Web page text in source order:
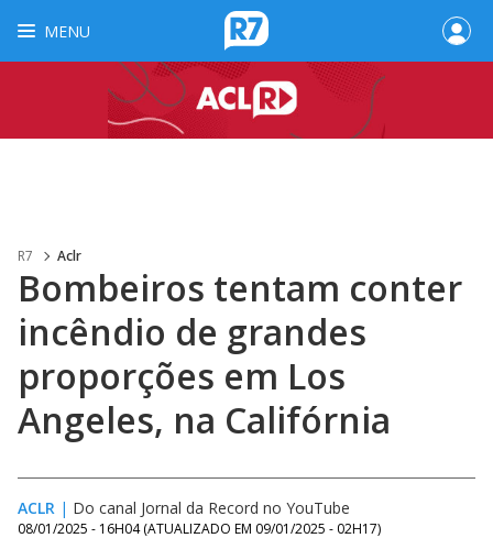
MENU
R7 Aclr
Bombeiros tentam conter
incêndio de grandes
proporções em Los
Angeles, na Califórnia
ACLR | Do canal Jornal da Record no YouTube
08/01/2025 - 16H04 (ATUALIZADO EM 09/01/2025 - 02H17)